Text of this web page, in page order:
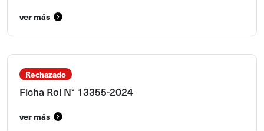
ver más
Rechazado
Ficha Rol N° 13355-2024
ver más